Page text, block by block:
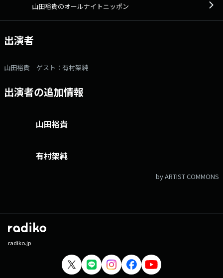
山田裕貴のオールナイトニッポン
出演者
山田裕貴 ゲスト：有村架純
出演者の追加情報
山田裕貴
有村架純
by ARTIST COMMONS
radiko.jp